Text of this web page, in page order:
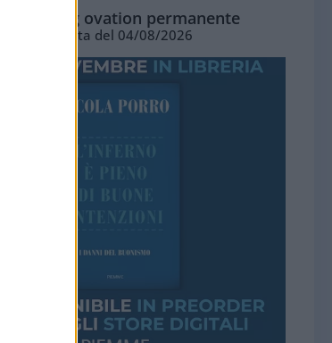
La standing ovation permanente
Vignetta del 04/08/2026